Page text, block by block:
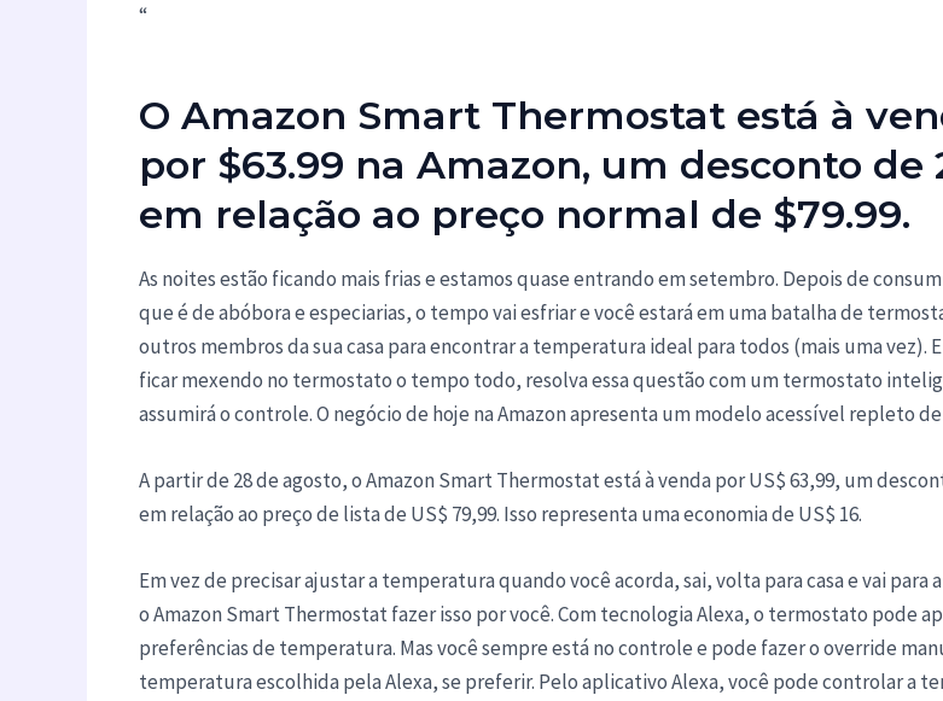
“
O Amazon Smart Thermostat está à
por $63.99 na Amazon, um desconto de
em relação ao preço normal de $79.99.
As noites estão ficando mais frias e estamos quase entrando em setembro. Depois de
que é de abóbora e especiarias, o tempo vai esfriar e você estará em uma batalha de
outros membros da sua casa para encontrar a temperatura ideal para todos (mais uma vez).
ficar mexendo no termostato o tempo todo, resolva essa questão com um termostato
assumirá o controle. O negócio de hoje na Amazon apresenta um modelo acessível repleto
A partir de 28 de agosto, o Amazon Smart Thermostat está à venda por US$ 63,99, um
em relação ao preço de lista de US$ 79,99. Isso representa uma economia de US$ 16.
Em vez de precisar ajustar a temperatura quando você acorda, sai, volta para casa e vai para
o Amazon Smart Thermostat fazer isso por você. Com tecnologia Alexa, o termostato pode
preferências de temperatura. Mas você sempre está no controle e pode fazer o override
temperatura escolhida pela Alexa, se preferir. Pelo aplicativo Alexa, você pode controlar a